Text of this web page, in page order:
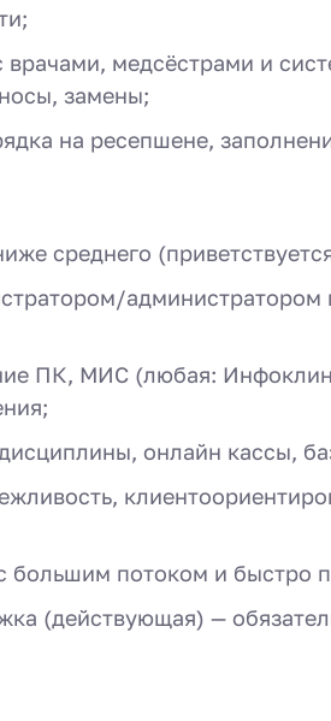
врачами, медсёстрами и
замены;
на ресепшене,
среднего
администратором
ПК, МИС (любая:
онлайн кассы,
большим потоком и быстро
(действующая) —